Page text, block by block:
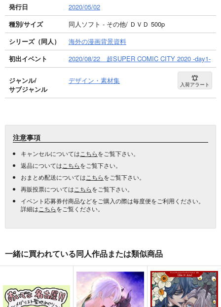
発行日
2020/05/02
種別/サイズ
同人ソフト - その他/ ＤＶＤ 500p
シリーズ（同人）
海外の漫画背景資料
初出イベント
2020/08/22 超SUPER COMIC CITY 2020 -day1-
ジャンル/
サブジャンル
デザイン・素材集 入荷アラート
注意事項
キャンセルについては こちらをご覧下さい。
返品については こちらをご覧下さい。
おまとめ配送については こちらをご覧下さい。
再販投票については こちらをご覧下さい。
イベント応募券付商品などをご購入の際は毎度便をご利用ください。
詳細は こちらをご覧ください。
一緒に買われている同人作品または類似商品